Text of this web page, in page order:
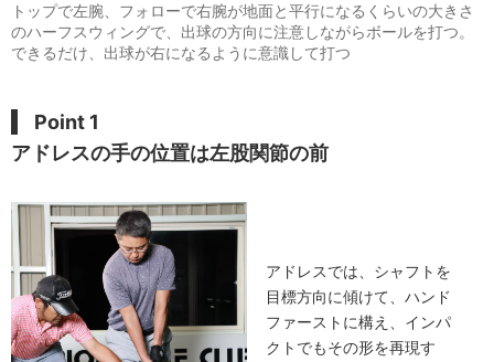
トップで左腕、フォローで右腕が地面と平行になるくらいの大きさ
のハーフスウィングで、出球の方向に注意しながらボールを打つ。
できるだけ、出球が右になるように意識して打つ
Point 1
アドレスの手の位置は左股関節の前
アドレスでは、シャフトを
目標方向に傾けて、ハンド
ファーストに構え、インパ
クトでもその形を再現す